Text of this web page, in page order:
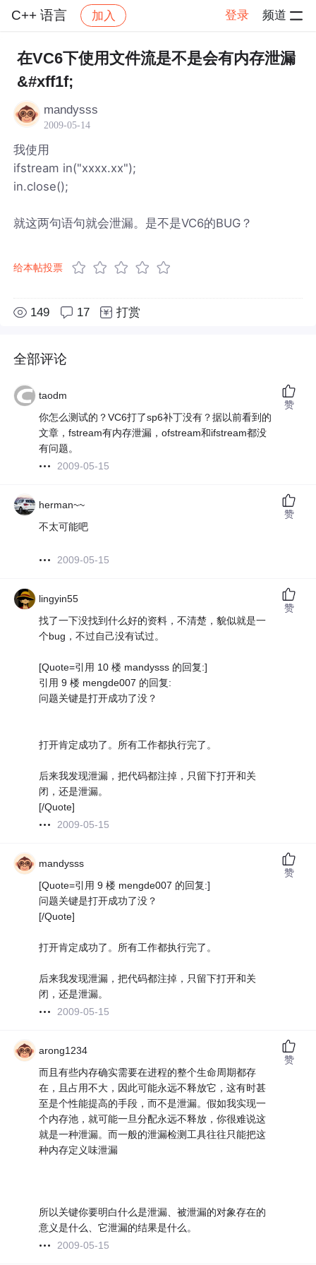
C++ 语言 加入 登录 频道
社区 C++ 语言 帖子详情
在VC6下使用文件流是不是会有内存泄漏
&#xff1f;
mandysss
2009-05-14
我使用
ifstream in("xxxx.xx");
in.close();
就这两句语句就会泄漏。是不是VC6的BUG？
给本帖投票
149 17 打赏
全部评论
taodm
你怎么测试的？VC6打了sp6补丁没有？据以前看到的
文章，fstream有内存泄漏，ofstream和ifstream都没
有问题。
2009-05-15
赞
herman~~
不太可能吧
2009-05-15
赞
lingyin55
找了一下没找到什么好的资料，不清楚，貌似就是一
个bug，不过自己没有试过。
[Quote=引用 10 楼 mandysss 的回复:]
引用 9 楼 mengde007 的回复:
问题关键是打开成功了没？
打开肯定成功了。所有工作都执行完了。
后来我发现泄漏，把代码都注掉，只留下打开和关
闭，还是泄漏。
[/Quote]
2009-05-15
赞
mandysss
[Quote=引用 9 楼 mengde007 的回复:]
问题关键是打开成功了没？
[/Quote]
打开肯定成功了。所有工作都执行完了。
后来我发现泄漏，把代码都注掉，只留下打开和关
闭，还是泄漏。
2009-05-15
赞
arong1234
而且有些内存确实需要在进程的整个生命周期都存
在，且占用不大，因此可能永远不释放它，这有时甚
至是个性能提高的手段，而不是泄漏。假如我实现一
个内存池，就可能一旦分配永远不释放，你很难说这
就是一种泄漏。而一般的泄漏检测工具往往只能把这
种内存定义味泄漏
所以关键你要明白什么是泄漏、被泄漏的对象存在的
意义是什么、它泄漏的结果是什么。
2009-05-15
赞